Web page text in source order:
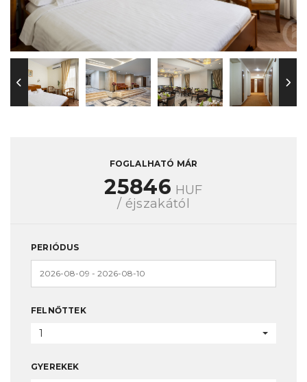
FOGLALHATÓ MÁR
25846 HUF
/ éjszakától
PERIÓDUS
FELNŐTTEK
1
GYEREKEK